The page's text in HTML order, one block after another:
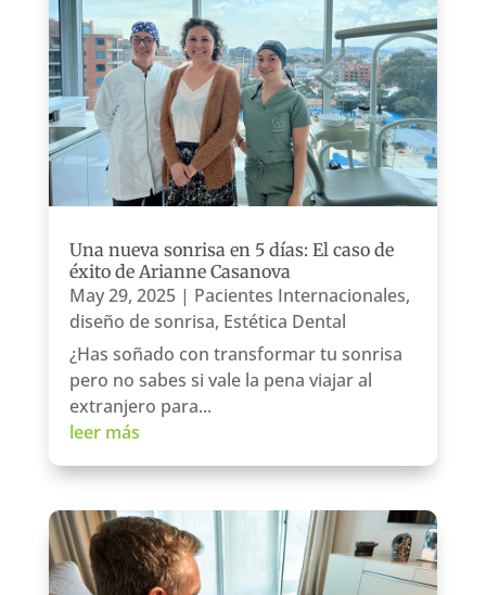
Una nueva sonrisa en 5 días: El caso de
éxito de Arianne Casanova
May 29, 2025| Pacientes Internacionales,
diseño de sonrisa, Estética Dental
¿Has soñado con transformar tu sonrisa
pero no sabes si vale la pena viajar al
extranjero para...
leer más